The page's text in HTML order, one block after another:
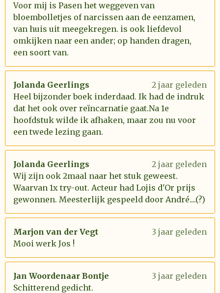
Voor mij is Pasen het weggeven van
bloembolletjes of narcissen aan de eenzamen,
van huis uit meegekregen. is ook liefdevol
omkijken naar een ander; op handen dragen,
een soort van.
Jolanda Geerlings
2 jaar geleden
Heel bijzonder boek inderdaad. Ik had de indruk
dat het ook over reïncarnatie gaat.Na 1e
hoofdstuk wilde ik afhaken, maar zou nu voor
een twede lezing gaan.
Jolanda Geerlings
2 jaar geleden
Wij zijn ook 2maal naar het stuk geweest.
Waarvan 1x try-out. Acteur had Lojis d'Or prijs
gewonnen. Meesterlijk gespeeld door André....(?)
Marjon van der Vegt
3 jaar geleden
Mooi werk Jos !
Jan Woordenaar Bontje
3 jaar geleden
Schitterend gedicht.